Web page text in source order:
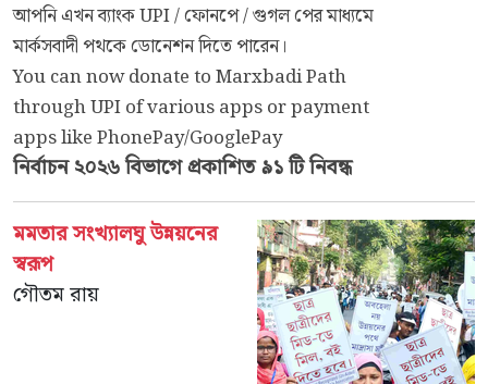
আপনি এখন ব্যাংক UPI / ফোনপে / গুগল পের মাধ্যমে
মার্কসবাদী পথকে ডোনেশন দিতে পারেন।
You can now donate to Marxbadi Path
through UPI of various apps or payment
apps like PhonePay/GooglePay
নির্বাচন ২০২৬বিভাগে প্রকাশিত ৯১ টি নিবন্ধ
মমতার সংখ্যালঘু উন্নয়নের
স্বরূপ
গৌতম রায়